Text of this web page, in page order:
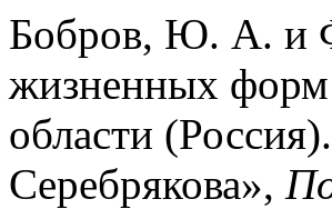
Бобров, Ю. А. и
жизненных форм
области
Серебрякова»,